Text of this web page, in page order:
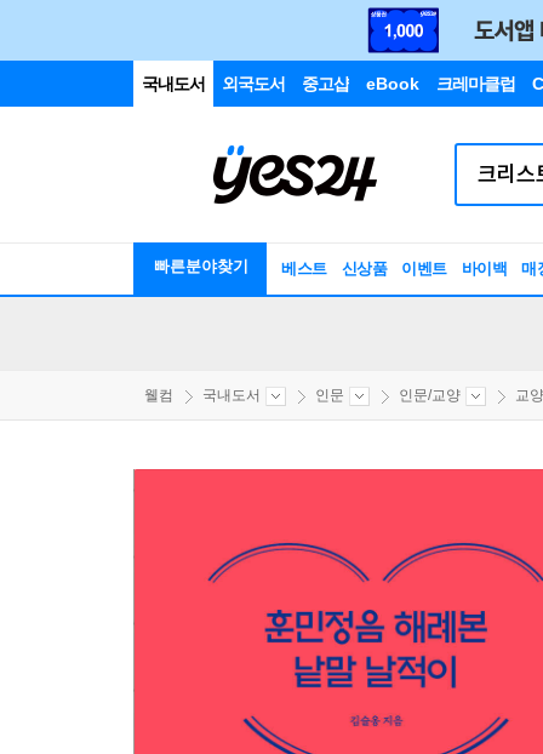
국내도서 외국도서 중고샵 eBook 크레마클럽
빠른분야찾기 베스트 신상품 이벤트 바이백 매
웰컴 국내도서 인문 인문/교양 교